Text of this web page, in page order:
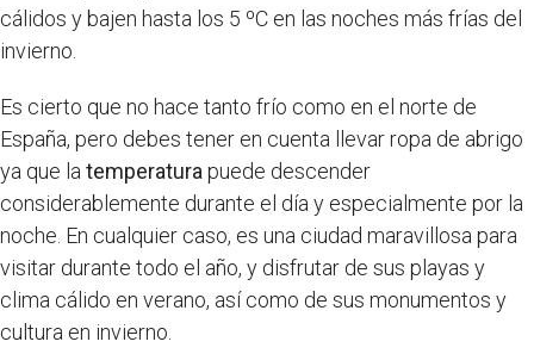
cálidos y bajen hasta los 5 ºC en las noches más frías del
invierno.
Es cierto que no hace tanto frío como en el norte de
España, pero debes tener en cuenta llevar ropa de abrigo
ya que la temperatura puede descender
considerablemente durante el día y especialmente por la
noche. En cualquier caso, es una ciudad maravillosa para
visitar durante todo el año, y disfrutar de sus playas y
clima cálido en verano, así como de sus monumentos y
cultura en invierno.